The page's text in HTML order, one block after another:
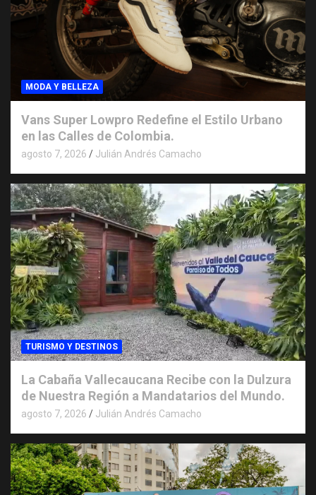
MODA Y BELLEZA
Vans Super Lowpro Redefine el Estilo Urbano
en las Calles de Colombia.
agosto 7, 2026 Julián Andrés Camacho
TURISMO Y DESTINOS
La Cabaña Vallecaucana Recibe con la Dulzura
de Nuestra Región a Mandatarios del Mundo.
agosto 7, 2026 Julián Andrés Camacho